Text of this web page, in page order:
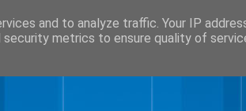
and to analyze traffic. Your IP
metrics to ensure quality of